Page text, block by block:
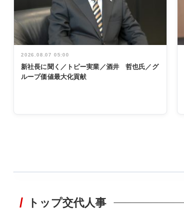
2026.08.07 05:00
新社長に聞く／トピー実業／酒井 哲也氏／グ
ループ価値最大化貢献
非鉄業界で
トップ交代人事